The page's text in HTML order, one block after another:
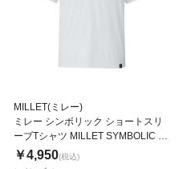
MILLET(ミレー)
ミレー シンボリック ショートスリ
ーブTシャツ MILLET SYMBOLIC TS
SS
￥4,950(税込)